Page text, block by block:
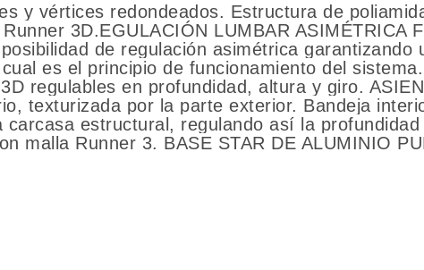
y vértices redondeados. Estructura de
3D.EGULACIÓN LUMBAR ASIMÉTRICA
de regulación asimétrica garantizando
es el principio de funcionamiento del
regulables en profundidad, altura y giro.
texturizada por la parte exterior. Bandeja
estructural, regulando así la
malla Runner 3. BASE STAR DE ALUMINIO